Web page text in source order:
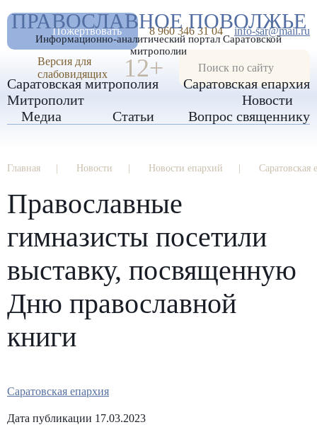
РАЗМЕР ШРИФТА А А А
ИЗОБРАЖЕНИЯ
ПРАВОСЛАВНОЕ ПОВОЛЖЬЕ
Информационно-аналитический портал Саратовской
митрополии
Пожертвовать 8 960 346 31 04 info-sar@mail.ru
Версия для
слабовидящих
12+
Саратовская митрополия
Саратовская епархия
Митрополит
Новости
Медиа
Статьи Вопрос священнику
Главная Новости Новости епархий Саратовская
Православные
гимназисты посетили
выставку, посвященную
Дню православной
книги
Саратовская епархия
Дата публикации 17.03.2023